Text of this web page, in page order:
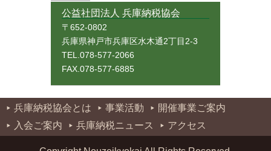
公益社団法人 兵庫納税協会
〒652-0802
兵庫県神戸市兵庫区水木通2丁目2-3
TEL.078-577-2066
FAX.078-577-6885
兵庫納税協会とは 事業活動
開催事業ご案内
入会ご案内
兵庫納税ニュース アクセス